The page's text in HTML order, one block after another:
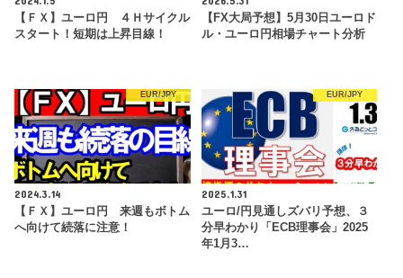
【ＦＸ】ユーロ円 ４Ｈサイクル
スタート！短期は上昇目線！
【FX大局予想】5月30日ユーロド
ル・ユーロ円相場チャート分析
EUR/JPY
2024.3.14
【ＦＸ】ユーロ円 来週もボトム
へ向けて続落に注意！
EUR/JPY
2025.1.31
ユーロ/円見通しズバリ予想、３
分早わかり「ECB理事会」2025
年1月3…